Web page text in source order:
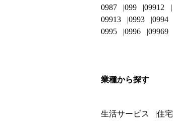
0987
099
09912
09913
0993
0994
0995
0996 09969
業種から探す
生活サービス 住宅